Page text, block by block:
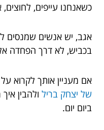
כשאנחנו עייפים,
אגב, יש אנשים
בכביש, לא דרך הפחדה
אם מעניין אותך לקרוא
של יצחק בריל ולהבין
ביום יום.